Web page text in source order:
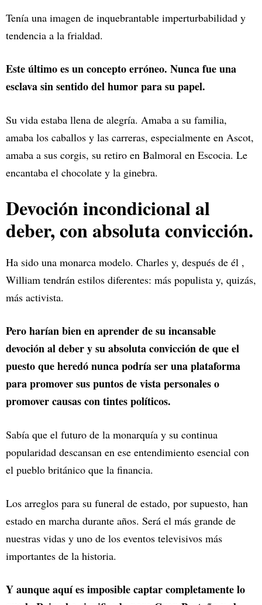
Tenía una imagen de inquebrantable imperturbabilidad y
tendencia a la frialdad.
Este último es un concepto erróneo. Nunca fue una
esclava sin sentido del humor para su papel.
Su vida estaba llena de alegría. Amaba a su familia,
amaba los caballos y las carreras, especialmente en Ascot,
amaba a sus corgis, su retiro en Balmoral en Escocia. Le
encantaba el chocolate y la ginebra.
Devoción incondicional al
deber, con absoluta convicción.
Ha sido una monarca modelo. Charles y, después de él ,
William tendrán estilos diferentes: más populista y, quizás,
más activista.
Pero harían bien en aprender de su incansable
devoción al deber y su absoluta convicción de que el
puesto que heredó nunca podría ser una plataforma
para promover sus puntos de vista personales o
promover causas con tintes políticos.
Sabía que el futuro de la monarquía y su continua
popularidad descansan en ese entendimiento esencial con
el pueblo británico que la financia.
Los arreglos para su funeral de estado, por supuesto, han
estado en marcha durante años. Será el más grande de
nuestras vidas y uno de los eventos televisivos más
importantes de la historia.
Y aunque aquí es imposible captar completamente lo